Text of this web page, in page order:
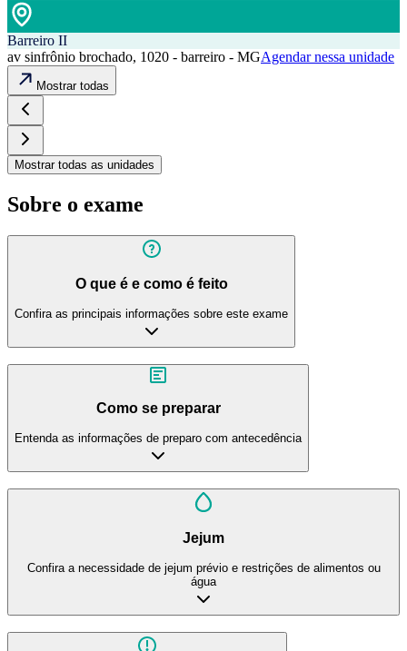
Barreiro II
av sinfrônio brochado, 1020 - barreiro - MGAgendar nessa unidade
Mostrar todas
Mostrar todas as unidades
Sobre o exame
O que é e como é feito
Confira as principais informações sobre este exame
Como se preparar
Entenda as informações de preparo com antecedência
Jejum
Confira a necessidade de jejum prévio e restrições de alimentos ou
água